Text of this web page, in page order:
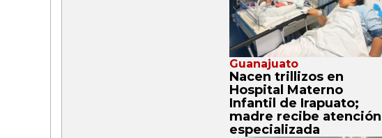
Guanajuato
Nacen trillizos en
Hospital Materno
Infantil de Irapuato;
madre recibe atención
especializada